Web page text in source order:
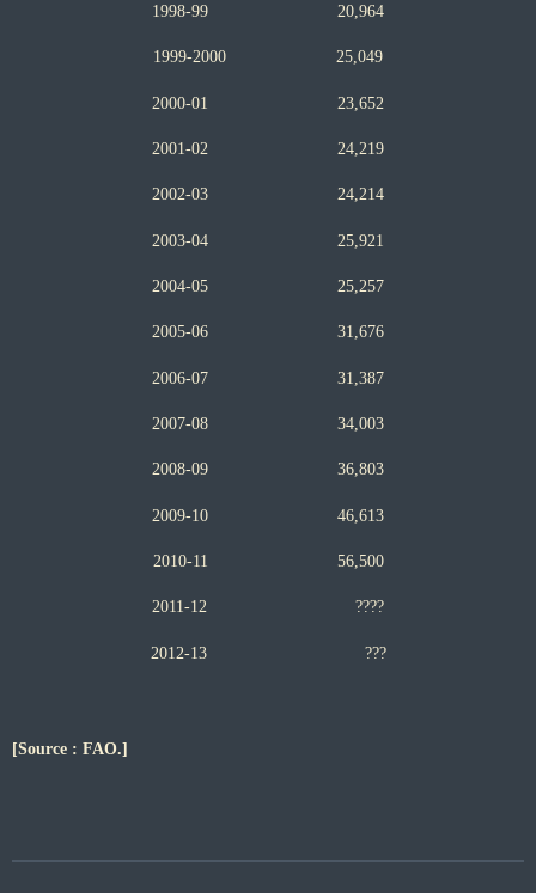
1998-99 20,964
1999-2000 25,049
2000-01 23,652
2001-02 24,219
2002-03 24,214
2003-04 25,921
2004-05 25,257
2005-06 31,676
2006-07 31, 387
2007-08 34,003
2008-09 36,803
2009-10 46,613
2010-11 56,500
2011-12 ????
2012-13 ???
[Source : FAO.]